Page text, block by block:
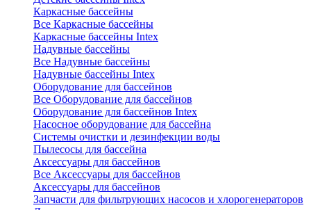
Каркасные бассейны
Все Каркасные бассейны
Каркасные бассейны Intex
Надувные бассейны
Все Надувные бассейны
Надувные бассейны Intex
Оборудование для бассейнов
Все Оборудование для бассейнов
Оборудование для бассейнов Intex
Насосное оборудование для бассейна
Системы очистки и дезинфекции воды
Пылесосы для бассейна
Аксессуары для бассейнов
Все Аксессуары для бассейнов
Аксессуары для бассейнов
Запчасти для фильтрующих насосов и хлорогенераторов